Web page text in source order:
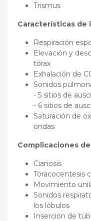
Trismus
Características de
Respiración
Elevación y
tórax
Exhalación de
Sonidos
- 5 sitios de
- 6 sitios de
Saturación de
ondas
Complicaciones
Cianosis
Toracocentesis
Movimiento
Sonidos
los lóbulos
Inserción de